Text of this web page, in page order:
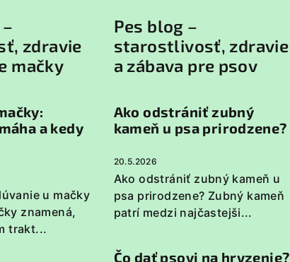
zdravie
mačky
a kedy
u mačky
znamená,
trakt...
Pes blog –
starostlivosť, zdravie
a zábava pre psov
Ako odstrániť zubný
kameň u psa prirodzene?
20.5.2026
Ako odstrániť zubný kameň u
psa prirodzene? Zubný kameň
patrí medzi najčastejši...
Čo dať psovi na hryzenie?